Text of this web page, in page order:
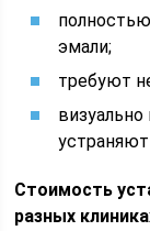
эмали;
требуют
Стоимость
разных